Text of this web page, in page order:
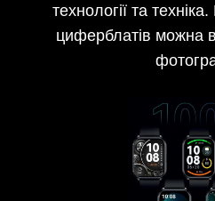
технології та
циферблатів можна